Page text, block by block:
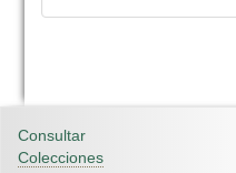
Consultar
Colecciones